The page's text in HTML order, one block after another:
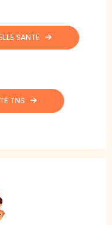
SANTÉ
TNS